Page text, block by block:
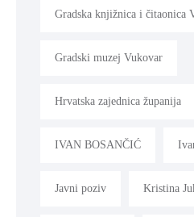
Gradska knjižnica i čitaonica
Gradski muzej Vukovar
Hrvatska zajednica županija
IVAN BOSANČIĆ
Javni poziv Kristina